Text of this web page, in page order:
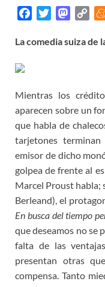
c
o
k
i
r
M
s
n
p
n
k
La comedia suiza de
Mientras los
aparecen sobre un
que habla de
tarjetones
emisor de dicho
golpea de frente al
Marcel Proust habla;
Berleand), el
En busca del tiempo
que deseamos no se
falta de las
presentan otras
compensa. Tanto